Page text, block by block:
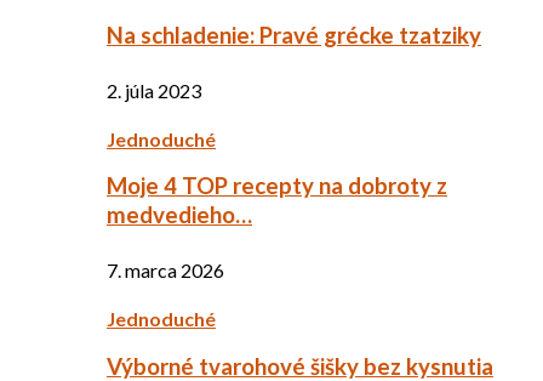
Na schladenie: Pravé grécke tzatziky
2. júla 2023
Jednoduché
Moje 4 TOP recepty na dobroty z
medvedieho…
7. marca 2026
Jednoduché
Výborné tvarohové šišky bez kysnutia